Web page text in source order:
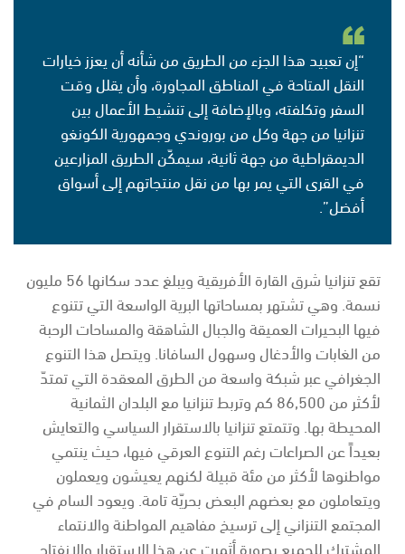
“إن تعبيد هذا الجزء من الطريق من شأنه أن يعزز خيارات
النقل المتاحة في المناطق المجاورة، وأن يقلل وقت
السفر وتكلفته، وبالإضافة إلى تنشيط الأعمال بين
تنزانيا من جهة وكل من بوروندي وجمهورية الكونغو
الديمقراطية من جهة ثانية، سيمكّن الطريق المزارعين
في القرى التي يمر بها من نقل منتجاتهم إلى أسواق
أفضل”.
تقع تنزانيا شرق القارة الأفريقية ويبلغ عدد سكانها 56 مليون
نسمة. وهي تشتهر بمساحاتها البرية الواسعة التي تتنوع
فيها البحيرات العميقة والجبال الشاهقة والمساحات الرحبة
من الغابات والأدغال وسهول السافانا. ويتصل هذا التنوع
الجغرافي عبر شبكة واسعة من الطرق المعقدة التي تمتدّ
لأكثر من 86,500 كم وتربط تنزانيا مع البلدان الثمانية
المحيطة بها. وتتمتع تنزانيا بالاستقرار السياسي والتعايش
بعيداً عن الصراعات رغم التنوع العرقي فيها، حيث ينتمي
مواطنوها لأكثر من مئة قبيلة لكنهم يعيشون ويعملون
ويتعاملون مع بعضهم البعض بحريّة تامة. ويعود السام في
المجتمع التنزاني إلى ترسيخ مفاهيم المواطنة والانتماء
المشترك للجميع بصورة أثمرت عن هذا الاستقرار والانفتاح